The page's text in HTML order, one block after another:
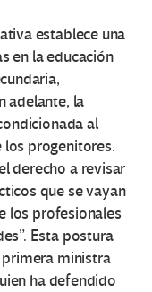
establece una
en la educación
adelante, la
al
progenitores.
derecho a revisar
que se vayan
los profesionales
Esta postura
primera ministra
ha defendido